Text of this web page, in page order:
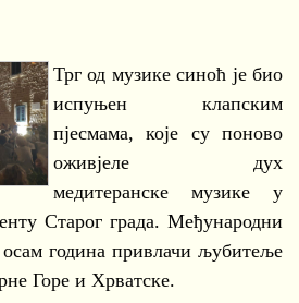
Трг од музике синоћ је био
испуњен клапским
пјесмама, које су поново
оживјеле дух
медитеранске музике у
Старог града. Међународни
година привлачи љубитеље
Горе и Хрватске.